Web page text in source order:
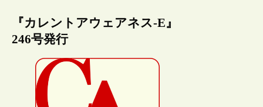
『カレントアウェアネス-E』
246号発行